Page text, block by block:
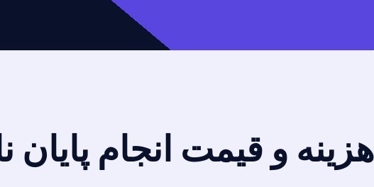
هزینه و قیمت انجام پایان